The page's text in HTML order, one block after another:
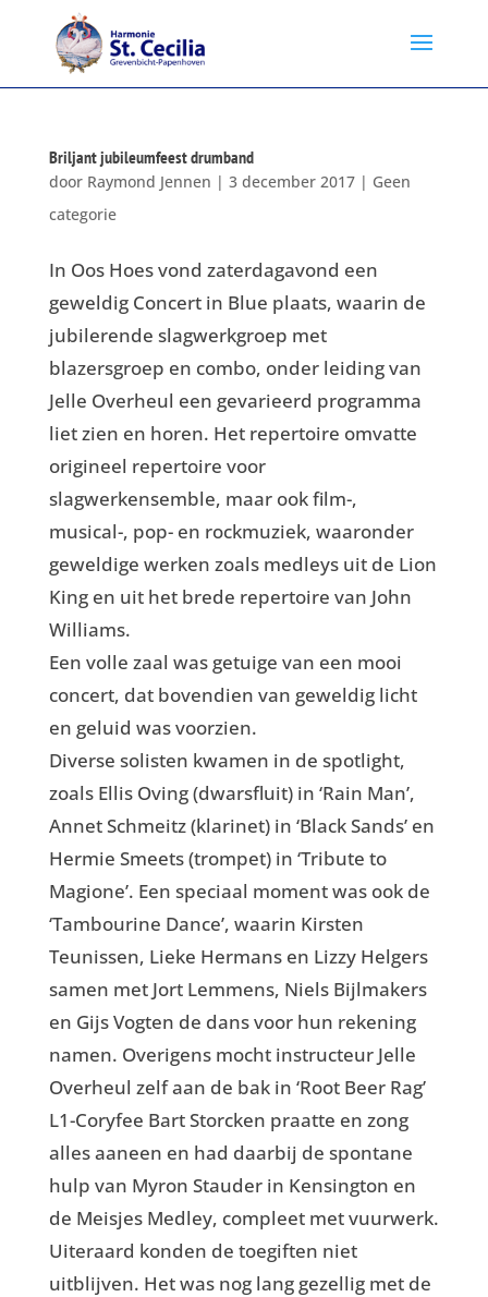
Briljant jubileumfeest drumband
door Raymond Jennen | 3 december 2017| Geen
categorie
In Oos Hoes vond zaterdagavond een
geweldig Concert in Blue plaats, waarin de
jubilerende slagwerkgroep met
blazersgroep en combo, onder leiding van
Jelle Overheul een gevarieerd programma
liet zien en horen. Het repertoire omvatte
origineel repertoire voor
slagwerkensemble, maar ook film-,
musical-, pop- en rockmuziek, waaronder
geweldige werken zoals medleys uit de Lion
King en uit het brede repertoire van John
Williams.
Een volle zaal was getuige van een mooi
concert, dat bovendien van geweldig licht
en geluid was voorzien.
Diverse solisten kwamen in de spotlight,
zoals Ellis Oving (dwarsfluit) in ‘Rain Man’,
Annet Schmeitz (klarinet) in ‘Black Sands’ en
Hermie Smeets (trompet) in ‘Tribute to
Magione’. Een speciaal moment was ook de
‘Tambourine Dance’, waarin Kirsten
Teunissen, Lieke Hermans en Lizzy Helgers
samen met Jort Lemmens, Niels Bijlmakers
en Gijs Vogten de dans voor hun rekening
namen. Overigens mocht instructeur Jelle
Overheul zelf aan de bak in ‘Root Beer Rag’
L1-Coryfee Bart Storcken praatte en zong
alles aaneen en had daarbij de spontane
hulp van Myron Stauder in Kensington en
de Meisjes Medley, compleet met vuurwerk.
Uiteraard konden de toegiften niet
uitblijven. Het was nog lang gezellig met de